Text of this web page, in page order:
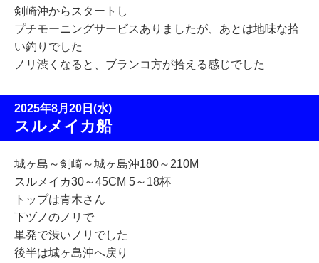
剣崎沖からスタートし
プチモーニングサービスありましたが、あとは地味な拾
い釣りでした
ノリ渋くなると、ブランコ方が拾える感じでした
2025年8月20日(水)
スルメイカ船
城ヶ島～剣崎～城ヶ島沖180～210M
スルメイカ30～45CM 5～18杯
トップは青木さん
下ヅノのノリで
単発で渋いノリでした
後半は城ヶ島沖へ戻り